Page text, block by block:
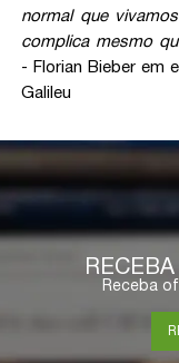
normal que
complica mesmo
- Florian Bieber em
Galileu
Receba